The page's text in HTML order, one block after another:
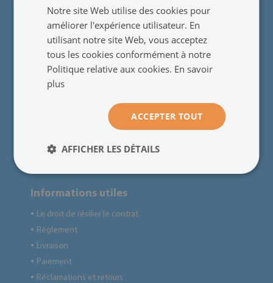
Pour les clients
Qui sommes-nous
Avis clients
Produits sur mesure
Informations utiles
● Le droit de résilier le contrat
● Règlement
● Livraison
● Paiement
● Réclamations et retours
Notre site Web utilise des cookies pour
améliorer l'expérience utilisateur. En
utilisant notre site Web, vous acceptez
tous les cookies conformément à notre
Politique relative aux cookies. En savoir
plus
ACCEPTER TOUT
AFFICHER LES DÉTAILS